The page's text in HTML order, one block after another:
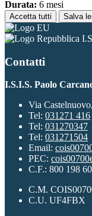
Durata: 6 mesi
Accetta tutti Salva
Contatti
I.S.I.S. Paolo
Via
Tel: 031271 416
Tel: 031270347
Tel: 031271504
Email:
PEC:
C.F.: 800 198
C.M.
C.U. UF4FBX